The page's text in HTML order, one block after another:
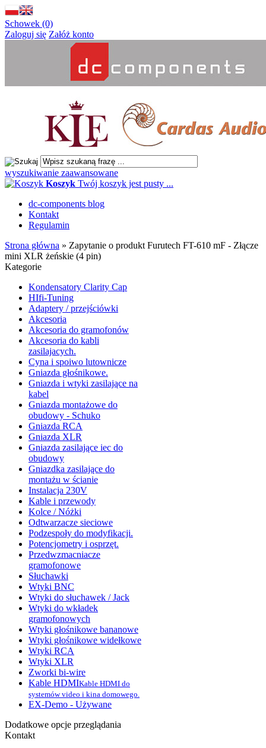
Schowek (0)
Zaloguj się Załóż konto
wyszukiwanie zaawansowane
Koszyk Twój koszyk jest pusty ...
dc-components blog
Kontakt
Regulamin
Strona główna » Zapytanie o produkt Furutech FT-610 mF - Złącze
mini XLR żeńskie (4 pin)
Kategorie
Kondensatory Clarity Cap
HIfi-Tuning
Adaptery / przejściówki
Akcesoria
Akcesoria do gramofonów
Akcesoria do kabli
zasilajacych.
Cyna i spoiwo lutownicze
Gniazda głośnikowe.
Gniazda i wtyki zasilające na
kabel
Gniazda montażowe do
obudowy - Schuko
Gniazda RCA
Gniazda XLR
Gniazda zasilające iec do
obudowy
Gniazdka zasilające do
montażu w ścianie
Instalacja 230V
Kable i przewody
Kolce / Nóżki
Odtwarzacze sieciowe
Podzespoły do modyfikacji.
Potencjometry i osprzęt.
Przedwzmacniacze
gramofonowe
Słuchawki
Wtyki BNC
Wtyki do słuchawek / Jack
Wtyki do wkładek
gramofonowych
Wtyki głośnikowe bananowe
Wtyki głośnikowe widełkowe
Wtyki RCA
Wtyki XLR
Zworki bi-wire
Kable HDMIKable HDMI do
systemów video i kina domowego.
EX-Demo - Używane
Dodatkowe opcje przeglądania
Kontakt